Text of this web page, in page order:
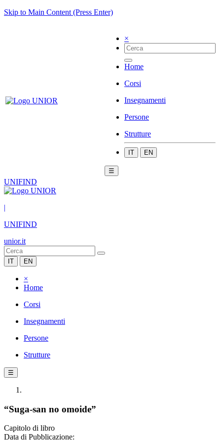
Skip to Main Content (Press Enter)
×
Home
Corsi
Insegnamenti
Persone
Strutture
IT EN
☰
UNIFIND
|
UNIFIND
unior.it
IT EN
×
Home
Corsi
Insegnamenti
Persone
Strutture
☰
“Suga-san no omoide”
Capitolo di libro
Data di Pubblicazione: